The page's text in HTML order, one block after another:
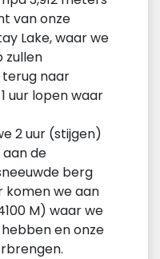
van onze
Lake, waar we
zullen
naar
uur lopen waar
2 uur (stijgen)
de
berg
komen we aan
M) waar we
en onze